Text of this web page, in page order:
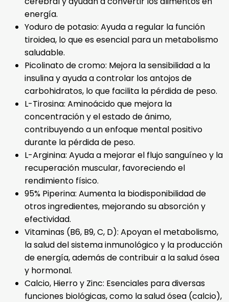
energía.
Yoduro de potasio: Ayuda a regular la función
tiroidea, lo que es esencial para un metabolismo
saludable.
Picolinato de cromo: Mejora la sensibilidad a la
insulina y ayuda a controlar los antojos de
carbohidratos, lo que facilita la pérdida de peso.
L-Tirosina: Aminoácido que mejora la
concentración y el estado de ánimo,
contribuyendo a un enfoque mental positivo
durante la pérdida de peso.
L-Arginina: Ayuda a mejorar el flujo sanguíneo y la
recuperación muscular, favoreciendo el
rendimiento físico.
95% Piperina: Aumenta la biodisponibilidad de
otros ingredientes, mejorando su absorción y
efectividad.
Vitaminas (B6, B9, C, D): Apoyan el metabolismo,
la salud del sistema inmunológico y la producción
de energía, además de contribuir a la salud ósea
y hormonal.
Calcio, Hierro y Zinc: Esenciales para diversas
funciones biológicas, como la salud ósea (calcio),